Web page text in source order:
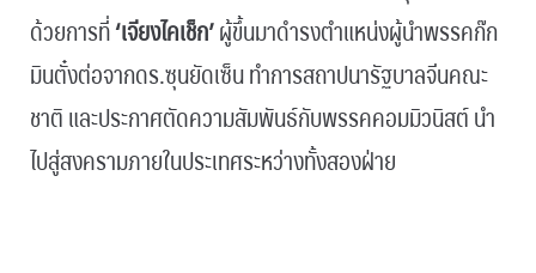
ด้วยการที่‘เจียงไคเช็ก’ผู้ขึ้นมาดำรงตำแหน่งผู้นำพรรคก๊ก
มินตั๋งต่อจากดร.ซุนยัดเซ็น ทำการสถาปนารัฐบาลจีนคณะ
ชาติ และประกาศตัดความสัมพันธ์กับพรรคคอมมิวนิสต์ นำ
ไปสู่สงครามภายในประเทศระหว่างทั้งสองฝ่าย